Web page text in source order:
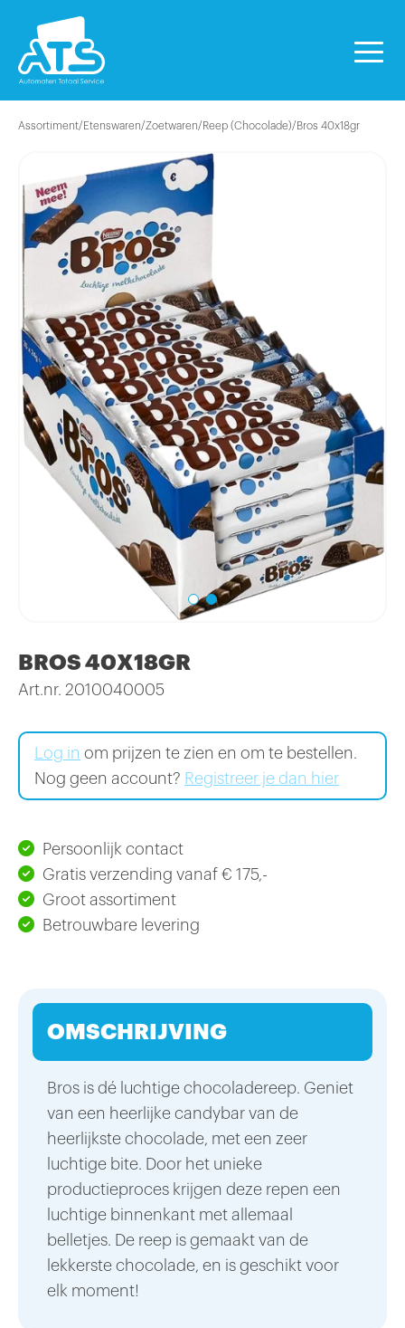
Assortiment/Etenswaren/Zoetwaren/Reep (Chocolade)/Bros 40x18gr
BROS 40X18GR
Art.nr. 2010040005
Log in om prijzen te zien en om te bestellen.
Nog geen account? Registreer je dan hier
Persoonlijk contact
Gratis verzending vanaf € 175,-
Groot assortiment
Betrouwbare levering
OMSCHRIJVING
Bros is dé luchtige chocoladereep. Geniet
van een heerlijke candybar van de
heerlijkste chocolade, met een zeer
luchtige bite. Door het unieke
productieproces krijgen deze repen een
luchtige binnenkant met allemaal
belletjes. De reep is gemaakt van de
lekkerste chocolade, en is geschikt voor
elk moment!